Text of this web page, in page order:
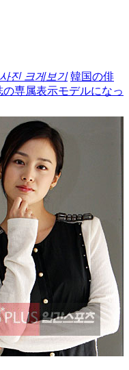
사진 크게보기 韓国の俳
専属表示モデルになっ